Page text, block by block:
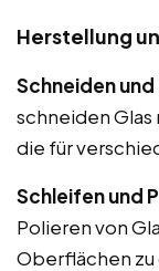
Herstellung
Schneiden
schneiden Glas
die für
Schleifen und
Polieren von
Oberflächen